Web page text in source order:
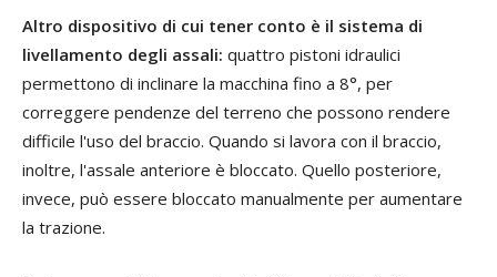
Altro dispositivo di cui tener conto è il sistema di
livellamento degli assali: quattro pistoni idraulici
permettono di inclinare la macchina fino a 8°, per
correggere pendenze del terreno che possono rendere
difficile l'uso del braccio. Quando si lavora con il braccio,
inoltre, l'assale anteriore è bloccato. Quello posteriore,
invece, può essere bloccato manualmente per aumentare
la trazione.